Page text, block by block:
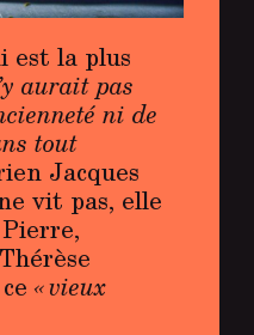
est la plus
aurait pas
ni de
tout
Jacques
vit pas, elle
« vieux